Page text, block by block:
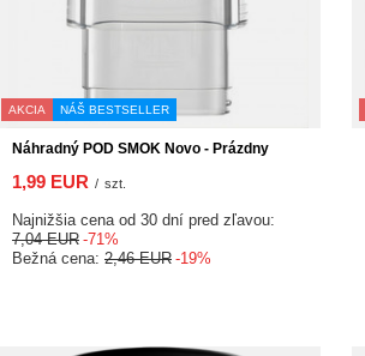
AKCIA NÁŠ BESTSELLER
Náhradný POD SMOK Novo - Prázdny
1,99 EUR / szt.
Najnižšia cena od 30 dní pred zľavou:
7,04 EUR -71%
Bežná cena: 2,46 EUR -19%